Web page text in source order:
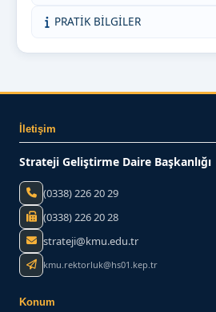
PRATİK BİLGİLER
İletişim
Strateji Geliştirme Daire Başkanlığı
(0338) 226 20 29
(0338) 226 20 28
strateji@kmu.edu.tr
kmu.rektorluk@hs01.kep.tr
Konum